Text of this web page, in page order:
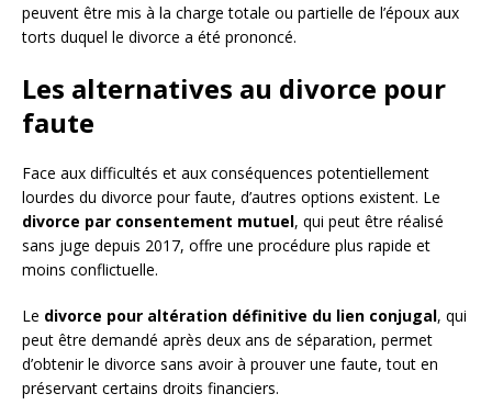
peuvent être mis à la charge totale ou partielle de l’époux aux
torts duquel le divorce a été prononcé.
Les alternatives au divorce pour
faute
Face aux difficultés et aux conséquences potentiellement
lourdes du divorce pour faute, d’autres options existent. Le
divorce par consentement mutuel, qui peut être réalisé
sans juge depuis 2017, offre une procédure plus rapide et
moins conflictuelle.
Le divorce pour altération définitive du lien conjugal, qui
peut être demandé après deux ans de séparation, permet
d’obtenir le divorce sans avoir à prouver une faute, tout en
préservant certains droits financiers.